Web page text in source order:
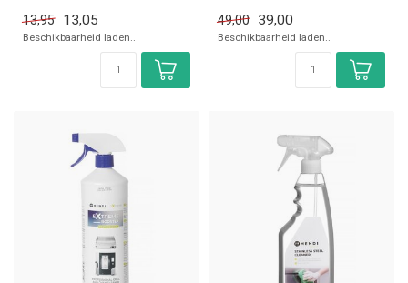
13,95
13,05
Beschikbaarheid laden..
49,00 39,00
Beschikbaarheid laden..